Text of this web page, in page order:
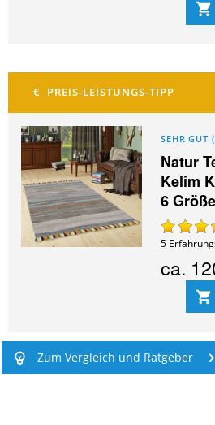
SEHR GUT (
Natur
Kelim
6
5
ca.
Zum Vergleich und Ratgeber